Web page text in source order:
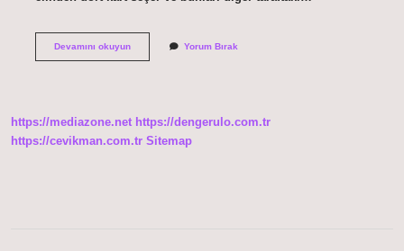
Devamını okuyunGömmeli
Mu
Yorum Bırak
https://mediazone.net https://dengerulo.com.tr
https://cevikman.com.tr Sitemap